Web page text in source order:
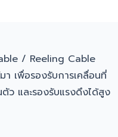
/ Reeling Cable
เพื่อรองรับการเคลื่อนที่
ว และรองรับแรงดึงได้สูง